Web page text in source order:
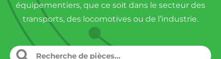
équipementiers, que ce soit dans le secteur des
transports, des locomotives ou de l’industrie.